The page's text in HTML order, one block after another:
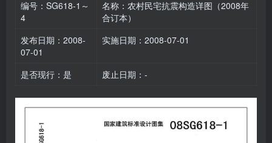
编号：SG618-1～
4
名称：农村民宅抗震构造详图（2008年
合订本）
发布日期：2008-
07-01
实施日期：2008-07-01
是否现行：是 废止日期：-